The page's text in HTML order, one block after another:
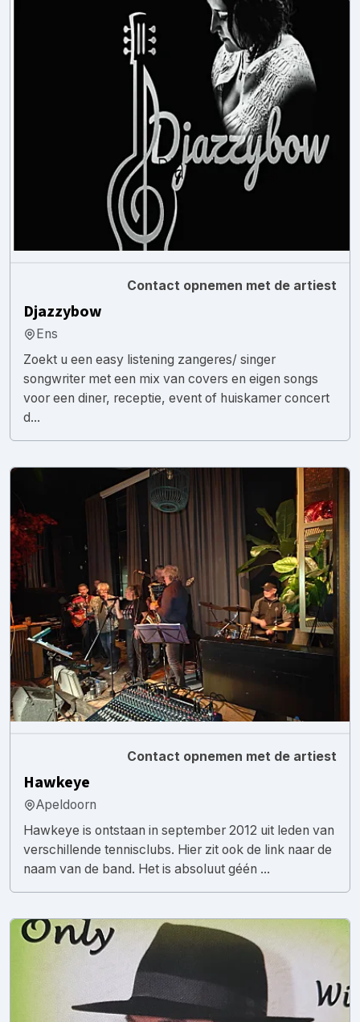
Contact opnemen met de artiest
Djazzybow
Ens
Zoekt u een easy listening zangeres/ singer
songwriter met een mix van covers en eigen songs
voor een diner, receptie, event of huiskamer concert
d...
Contact opnemen met de artiest
Hawkeye
Apeldoorn
Hawkeye is ontstaan in september 2012 uit leden van
verschillende tennisclubs. Hier zit ook de link naar de
naam van de band. Het is absoluut géén ...